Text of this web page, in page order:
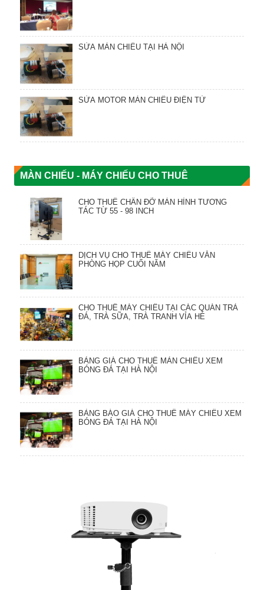
SỬA MÀN CHIẾU TẠI HÀ NỘI
SỬA MOTOR MÀN CHIẾU ĐIỆN TỬ
MÀN CHIẾU - MÁY CHIẾU CHO THUÊ
CHO THUÊ CHÂN ĐỠ MÀN HÌNH TƯƠNG
TÁC TỪ 55 - 98 INCH
DỊCH VỤ CHO THUÊ MÁY CHIẾU VĂN
PHÒNG HỌP CUỐI NĂM
CHO THUÊ MÁY CHIẾU TẠI CÁC QUÁN TRÀ
ĐÁ, TRÀ SỮA, TRÀ TRANH VỈA HÈ
BẢNG GIÁ CHO THUÊ MÀN CHIẾU XEM
BÓNG ĐÁ TẠI HÀ NỘI
BẢNG BÁO GIÁ CHO THUÊ MÁY CHIẾU XEM
BÓNG ĐÁ TẠI HÀ NỘI